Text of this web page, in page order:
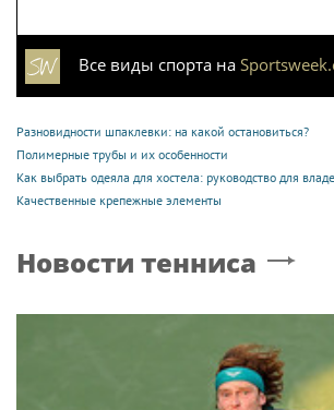
Все виды спорта на
Разновидности шпаклевки: на какой остановиться?
Полимерные трубы и их особенности
Как выбрать одеяла для хостела: руководство для
Качественные крепежные элементы
Новости тенниса